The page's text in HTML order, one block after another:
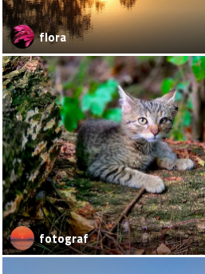
flora
fotograf